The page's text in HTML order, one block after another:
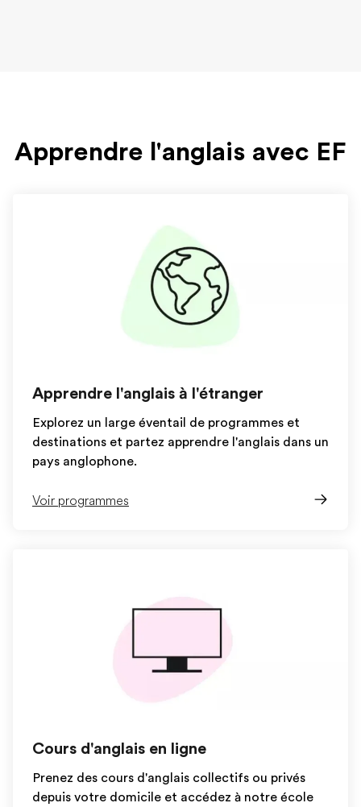
Apprendre l'anglais avec EF
Apprendre l'anglais à l'étranger
Explorez un large éventail de programmes et
destinations et partez apprendre l'anglais dans un
pays anglophone.
Voir programmes
Cours d'anglais en ligne
Prenez des cours d'anglais collectifs ou privés
depuis votre domicile et accédez à notre école